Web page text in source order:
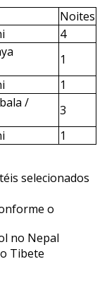
Noites
4
1
1
/
3
1
selecionados
o
no Nepal
Tibete